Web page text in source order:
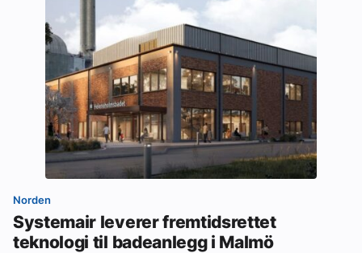
Norden
Systemair leverer fremtidsrettet
teknologi til badeanlegg i Malmö